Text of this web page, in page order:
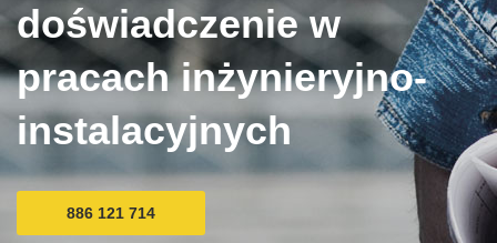
doświadczenie w
pracach inżynieryjno-
instalacyjnych
886 121 714